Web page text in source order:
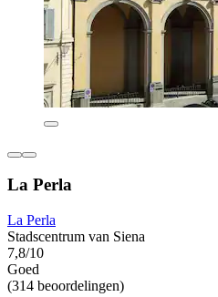
La Perla
La Perla
Stadscentrum van Siena
7,8/10
Goed
(314 beoordelingen)